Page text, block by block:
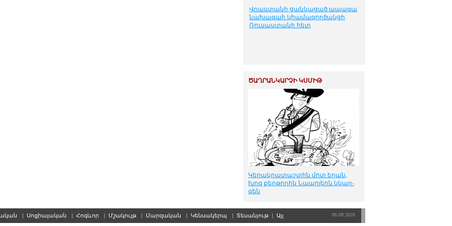
Վրաստանի ցանկացած ապագա
նախագահ կհամագործակցի
Ռուսաստանի հետ
ԾԱՂՐԱՆԿԱՐՉԻ ԿՍՄԻԹ
Կե­րակ­րա­տաշ­տին մոտ ե­ղան,
խոզ քեր­թո­ղին Նա­պո­լեոն կկար­
գեն
| Սոցիալական | Հոգևոր | Մշակույթ | Մարզական | Կենսակերպ | Տեսանյութ | Այլ 06.08.2026